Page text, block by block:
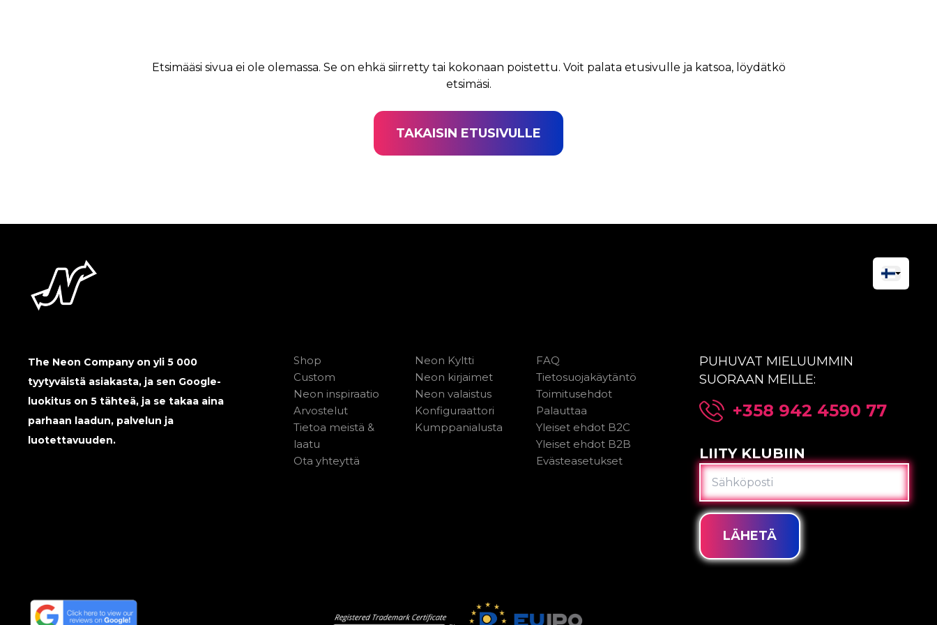
Etsimääsi sivua ei ole olemassa. Se on ehkä siirretty tai kokonaan poistettu. Voit palata etusivulle ja katsoa, löydätkö
etsimäsi.
TAKAISIN ETUSIVULLE
The Neon Company on yli 5 000
tyytyväistä asiakasta, ja sen Google-
luokitus on 5 tähteä, ja se takaa aina
parhaan laadun, palvelun ja
luotettavuuden.
Shop
Custom
Neon inspiraatio
Arvostelut
Tietoa meistä &
laatu
Ota yhteyttä
Neon Kyltti
Neon kirjaimet
Neon valaistus
Konfiguraattori
Kumppanialusta
FAQ
Tietosuojakäytäntö
Toimitusehdot
Palauttaa
Yleiset ehdot B2C
Yleiset ehdot B2B
Evästeasetukset
PUHUVAT MIELUUMMIN
SUORAAN MEILLE:
+358 942 4590 77
LIITY KLUBIIN
SÄHKÖPOSTI
LÄHETÄ